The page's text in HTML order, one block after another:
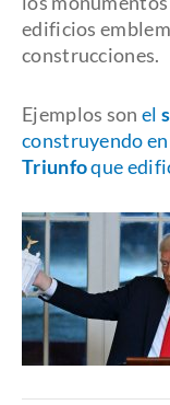
edificios
construcciones.
Ejemplos son el
construyendo en
Triunfoque